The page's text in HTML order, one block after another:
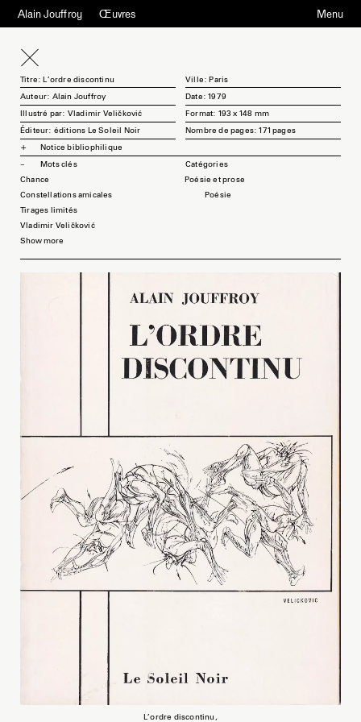
Alain Jouffroy Œuvres Menu
Titre: L'ordre discontinu
Ville: Paris
Auteur: Alain Jouffroy
Date: 1979
Illustré par: Vladimir Veličković
Format: 193 x 148 mm
Éditeur: éditions Le Soleil Noir
Nombre de pages: 171 pages
Notice bibliophilique
Mots clés
Chance
Constellations amicales
Tirages limités
Vladimir Veličković
Show more
Poésie et prose
Poésie
L’ordre discontinu,